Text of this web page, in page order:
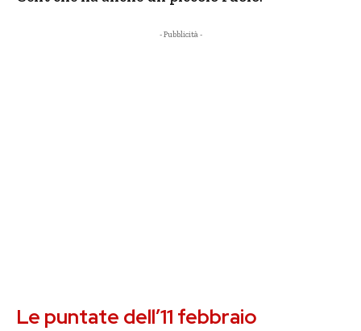
- Pubblicità -
Le puntate dell’11 febbraio